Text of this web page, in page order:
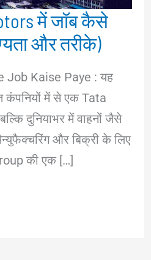
में जॉब कैसे
और तरीके)
Job Kaise Paye : यह
कंपनियों में से एक Tata
दुनियाभर में वाहनों जैसे
और बिक्री के लिए
की एक […]